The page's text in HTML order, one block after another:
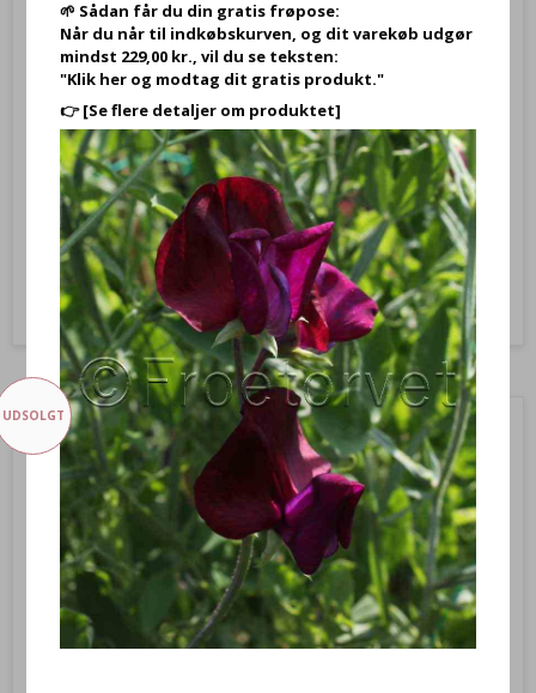
Porre Blågrøn Efterår Porbella’ (Allium porrum) – Frø (ca. 200 stk.)
VG820
Allium Porrum Porre Porifine - Vinterporre
29,95 DKK
Vis produkt
UDSOLGT
🌱 Sådan får du din gratis frøpose:
Når du når til indkøbskurven, og dit varekøb udgør
mindst 229,00 kr., vil du se teksten:
"Klik her og modtag dit gratis produkt."
👉[Se flere detaljer om produktet]